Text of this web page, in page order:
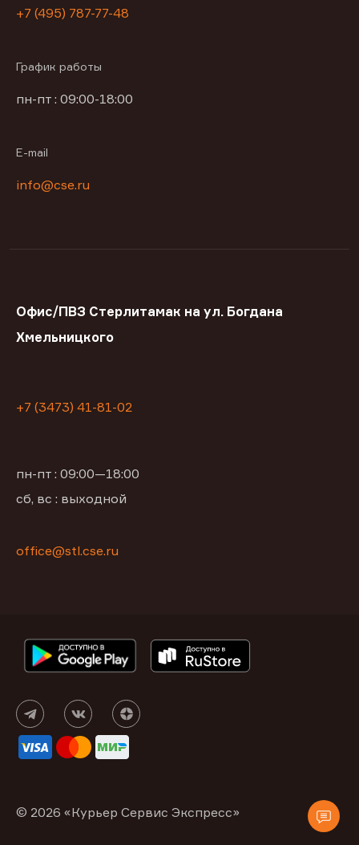
+7 (495) 787-77-48
График работы
пн-пт : 09:00-18:00
E-mail
info@cse.ru
Офис/ПВЗ Стерлитамак на ул. Богдана
Хмельницкого
+7 (3473) 41-81-02
пн-пт : 09:00—18:00
сб, вс : выходной
office@stl.cse.ru
© 2026 «Курьер Сервис Экспресс»